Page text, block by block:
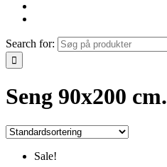
Search for:
Seng 90x200 cm.
Sale!